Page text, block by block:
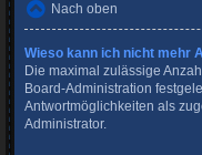
Nach oben
Wieso kann ich nicht mehr
Die maximal zulässige
Board-Administration
Antwortmöglichkeiten als
Administrator.